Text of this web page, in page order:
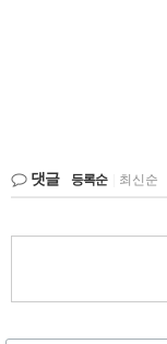
댓글 등록순 최신순